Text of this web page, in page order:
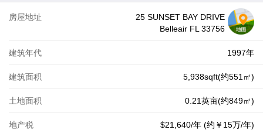
房屋地址
25 SUNSET BAY DRIVE
Belleair FL 33756
建筑年代 1997年
建筑面积 5,938sqft(约551㎡)
土地面积 0.21英亩(约849㎡)
地产税 $21,640/年 (约 ￥15万/年)